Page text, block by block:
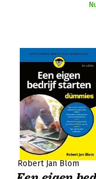
Robert Jan Blom